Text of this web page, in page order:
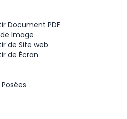
Document PDF
Image
de Site web
de Écran